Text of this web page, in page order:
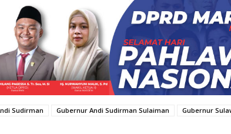
Sudirman Gubernur Andi Sudirman Sulaiman
Gubernur